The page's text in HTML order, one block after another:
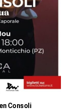
Consoli